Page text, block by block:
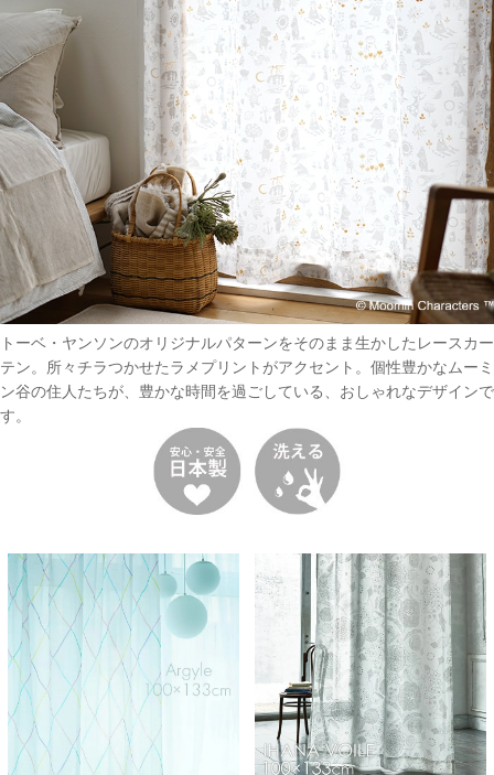
トーベ・ヤンソンのオリジナルパターンをそのまま生かしたレースカー
テン。所々チラつかせたラメプリントがアクセント。個性豊かなムーミ
ン谷の住人たちが、豊かな時間を過ごしている、おしゃれなデザインで
す。